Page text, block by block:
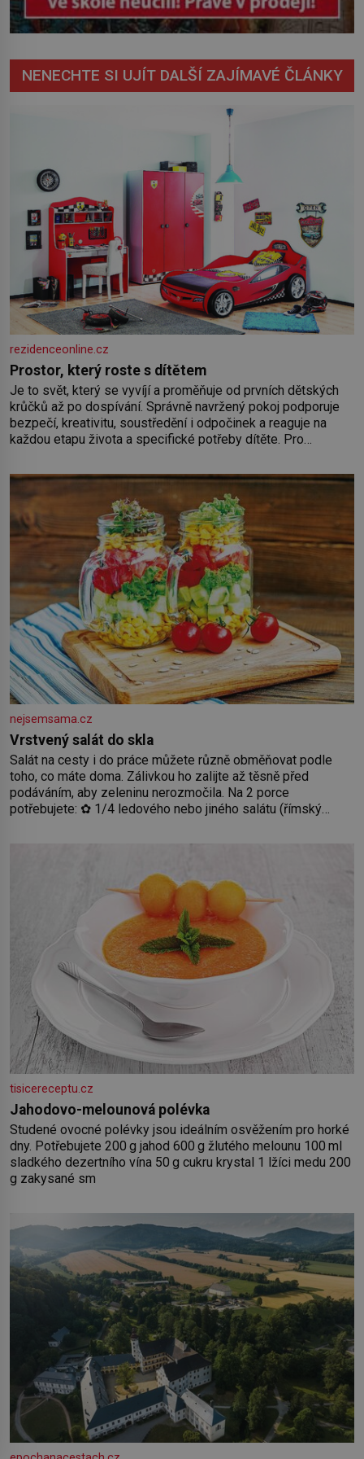
NENECHTE SI UJÍT DALŠÍ ZAJÍMAVÉ ČLÁNKY
rezidenceonline.cz
Prostor, který roste s dítětem
Je to svět, který se vyvíjí a proměňuje od prvních dětských
krůčků až po dospívání. Správně navržený pokoj podporuje
bezpečí, kreativitu, soustředění i odpočinek a reaguje na
každou etapu života a specifické potřeby dítěte. Pro
by pokoj miminka měl působit především klidně a útulně.
nejsemsama.cz
Vrstvený salát do skla
Salát na cesty i do práce můžete různě obměňovat podle
toho, co máte doma. Zálivkou ho zalijte až těsně před
podáváním, aby zeleninu nerozmočila. Na 2 porce
potřebujete: ✿ 1/4 ledového nebo jiného salátu (římský
2 rajčata Zálivka: ✿ 4 lžíce olivového oleje ✿ 1 lžíci citronové
tisicereceptu.cz
Jahodovo-melounová polévka
Studené ovocné polévky jsou ideálním osvěžením pro horké
dny. Potřebujete 200 g jahod 600 g žlutého melounu 100 ml
sladkého dezertního vína 50 g cukru krystal 1 lžíci medu 200
g zakysané sm